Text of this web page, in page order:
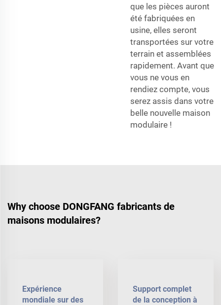
que les pièces auront
été fabriquées en
usine, elles seront
transportées sur votre
terrain et assemblées
rapidement. Avant que
vous ne vous en
rendiez compte, vous
serez assis dans votre
belle nouvelle maison
modulaire !
Why choose DONGFANG fabricants de
maisons modulaires?
Expérience
mondiale sur des
Support complet
de la conception à